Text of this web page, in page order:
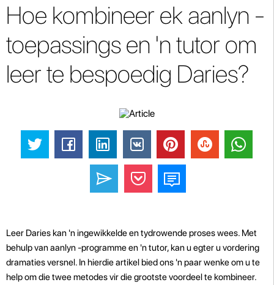
Hoe kombineer ek aanlyn -
toepassings en 'n tutor om
leer te bespoedig Daries?
Leer Daries kan 'n ingewikkelde en tydrowende proses wees. Met
behulp van aanlyn -programme en 'n tutor, kan u egter u vordering
dramaties versnel. In hierdie artikel bied ons 'n paar wenke om u te
help om die twee metodes vir die grootste voordeel te kombineer.